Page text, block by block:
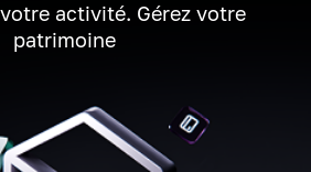
activité. Gérez votre
patrimoine